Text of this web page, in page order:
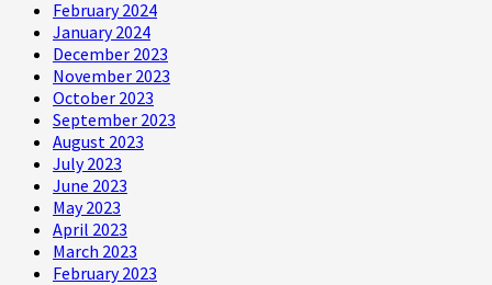
February 2024
January 2024
December 2023
November 2023
October 2023
September 2023
August 2023
July 2023
June 2023
May 2023
April 2023
March 2023
February 2023